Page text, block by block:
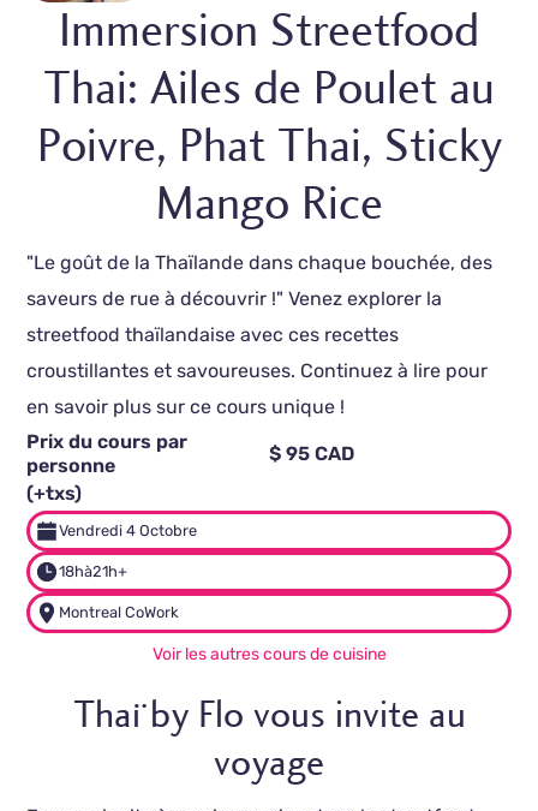
Immersion Streetfood
Thai: Ailes de Poulet au
Poivre, Phat Thai, Sticky
Mango Rice
"Le goût de la Thaïlande dans chaque bouchée, des
saveurs de rue à découvrir !" Venez explorer la
streetfood thaïlandaise avec ces recettes
croustillantes et savoureuses. Continuez à lire pour
en savoir plus sur ce cours unique !
Prix du cours par
personne
$ 95 CAD
(+txs)
Vendredi 4 Octobre
18hà21h+
Montreal CoWork
Voir les autres cours de cuisine
Thaï by Flo vous invite au
voyage